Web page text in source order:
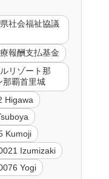
社会福祉協議
報酬支払基金
リゾート那
覇首里城
Higawa
Kumoji
Izumizaki
Yogi